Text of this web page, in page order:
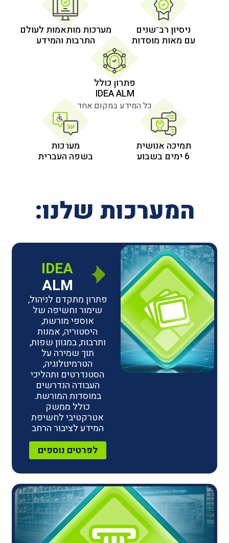
מוסדות
מערכות מותאמות לעולם
התרבות והמידע
כל המידע במקום אחד
מערכות
בשפה העברית
שלנו:
IDEA
ALM
פתרון מתקדם לניהול,
שימור וחשיפה של
אוספי מורשת,
היסטוריה, אמנות
ותרבות, במגוון שפות,
תוך שמירה על
הטרמינולוגיה,
הסטנדרטים ותהליכי
העבודה הנדרשים
במוסדות המורשת.
אטרקטיבי לחשיפת
המידע לציבור הרחב